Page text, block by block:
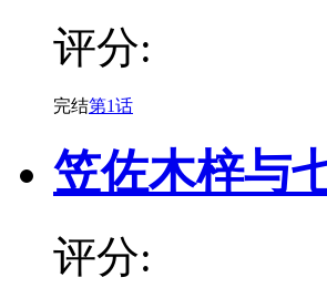
评分:
完结第1话
笠佐木梓与
评分: